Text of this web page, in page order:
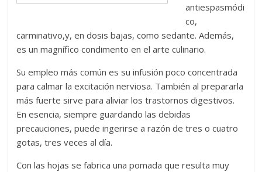
antiespasmódi
co,
carminativo,y, en dosis bajas, como sedante. Además,
es un magnífico condimento en el arte culinario.
Su empleo más común es su infusión poco concentrada
para calmar la excitación nerviosa. También al prepararla
más fuerte sirve para aliviar los trastornos digestivos.
En esencia, siempre guardando las debidas
precauciones, puede ingerirse a razón de tres o cuatro
gotas, tres veces al día.
Con las hojas se fabrica una pomada que resulta muy